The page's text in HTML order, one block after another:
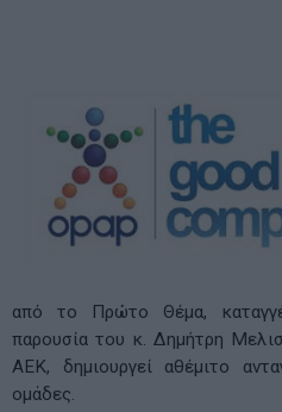
από το Πρώτο Θέμα,
παρουσία του κ. Δημήτρη
ΑΕΚ, δημιουργεί αθέμιτο
ομάδες.